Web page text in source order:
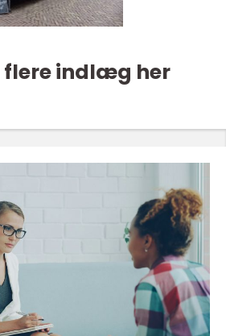
indlæg her